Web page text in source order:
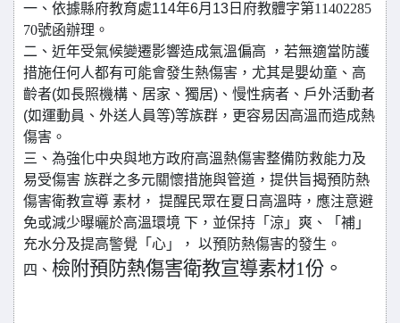
一、依據縣府教育處114年6月13日 府教體字第11402285
70號函辦理。
二、近年受氣候變遷影響造成氣溫偏高 ，若無適當防護
措施任何人都有可能會發生熱傷害，尤其是嬰幼童、高
齡者(如長照機構、居家、獨居)、慢性病者、戶外活動者
(如運動員、外送人員等)等族群，更容易因高溫而造成熱
傷害。
三、為強化中央與地方政府高溫熱傷害整備防救能力及
易受傷害 族群之多元關懷措施與管道，提供旨揭預防熱
傷害衛教宣導 素材， 提醒民眾在夏日高溫時，應注意避
免或減少曝曬於高溫環境 下，並保持「涼」爽、「補」
充水分及提高警覺「心」， 以預防熱傷害的發生。
四、 檢附預防熱傷害衛教宣導素材1份。